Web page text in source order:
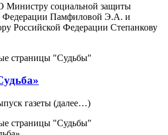
социальной защиты
Федерации Памфиловой Э.А. и
Российской Федерации Степанкову
страницы "Судьбы"
газеты (далее…)
страницы "Судьбы"